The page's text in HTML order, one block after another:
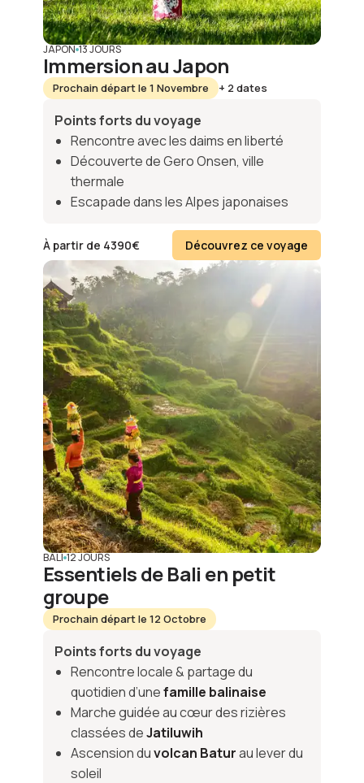
JAPON 13 JOURS
Immersion au Japon
Prochain départ le 1 Novembre + 2 dates
Points forts du voyage
Rencontre avec les daims en liberté
Découverte de Gero Onsen, ville
thermale
Escapade dans les Alpes japonaises
À partir de 4390€ Découvrez ce voyage
BALI 12 JOURS
Essentiels de Bali en petit
groupe
Prochain départ le 12 Octobre
Points forts du voyage
Rencontre locale & partage du
quotidien d’unefamille balinaise
Marche guidée au cœur des rizières
classées deJatiluwih
Ascension duvolcan Baturau lever du
soleil